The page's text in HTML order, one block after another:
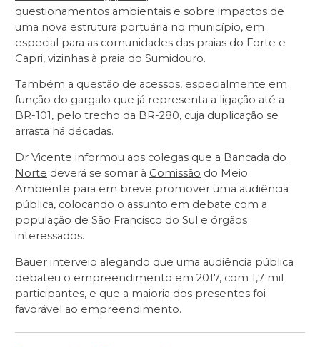
questionamentos ambientais e sobre impactos de
uma nova estrutura portuária no município, em
especial para as comunidades das praias do Forte e
Capri, vizinhas à praia do Sumidouro.
Também a questão de acessos, especialmente em
função do gargalo que já representa a ligação até a
BR-101, pelo trecho da BR-280, cuja duplicação se
arrasta há décadas.
Dr Vicente informou aos colegas que a Bancada do
Norte deverá se somar à Comissão do Meio
Ambiente para em breve promover uma audiência
pública, colocando o assunto em debate com a
população de São Francisco do Sul e órgãos
interessados.
Bauer interveio alegando que uma audiência pública
debateu o empreendimento em 2017, com 1,7 mil
participantes, e que a maioria dos presentes foi
favorável ao empreendimento.